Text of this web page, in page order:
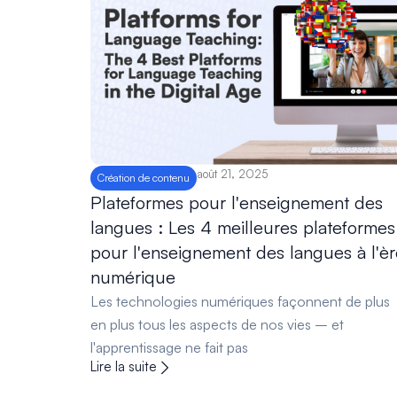
Création de contenu août 21, 2025
Plateformes pour l'enseignement des
langues : Les 4 meilleures plateformes
pour l'enseignement des langues à
numérique
Les technologies numériques façonnent de plus
en plus tous les aspects de nos vies – et
l'apprentissage ne fait pas
Lire la suite